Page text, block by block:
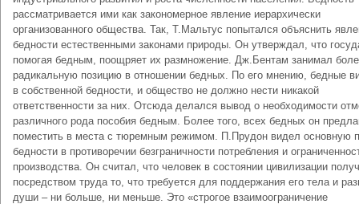
рассматривается ими как закономерное явление иерархически
организованного общества. Так, Т.Мальтус попытался объяснить
бедности естественными законами природы. Он утверждал, что
помогая бедным, поощряет их размножение. Дж.Бентам занимал
радикальную позицию в отношении бедных. По его мнению, бедные
в собственной бедности, и общество не должно нести никакой
ответственности за них. Отсюда делался вывод о необходимости
различного рода пособия бедным. Более того, всех бедных он
поместить в места с тюремным режимом. П.Прудон видел основную
бедности в противоречии безграничности потребления и
производства. Он считал, что человек в состоянии цивилизации
посредством труда то, что требуется для поддержания его тела и
души – ни больше, ни меньше. Это «строгое взаимоограничение